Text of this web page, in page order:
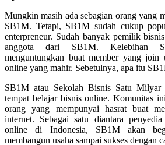
Mungkin masih ada sebagian orang yang
SB1M. Tetapi, SB1M sudah cukup
enterpreneur. Sudah banyak pemilik
anggota dari SB1M. Kelebihan
menguntungkan buat member yang
online yang mahir. Sebetulnya, apa itu
SB1M atau Sekolah Bisnis Satu Milyar
tempat belajar bisnis online. Komunitas
orang yang mempunyai hasrat buat
internet. Sebagai satu diantara
online di Indonesia, SB1M akan
membangun usaha sampai sukses dengan